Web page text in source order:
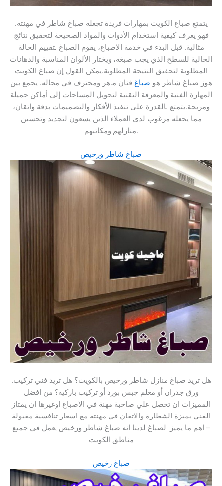
يتمتع صباغ الكويت بمهارات فريدة تجعله صباغ شاطر في مهنته.
فهو يعرف كيفية استخدام الأدوات والمواد الصحيحة لتحقيق نتائج
مثالية. قبل البدء في خدمة الاصباغ، يقوم الصباغ بتقييم الحالة
الحالية للسطح الذي يجب صبغه، ويختار الألوان المناسبة والدهانات
المطلوبة لتحقيق النتيجة المطلوبة.يمكن القول إن صباغ الكويت
هوز صباغ شاطر هو صباغ فنان ماهر ومحترف في مجاله. يجمع بين
المهارة الفنية والمعرفة التقنية لتحويل المساحات إلى أماكن جميلة
ومريحة.يتمتع بالقدرة على تنفيذ الأفكار والتصميمات بدقة واتقان،
مما يجعله مرغوب لدى العملاء الذين يسعون لتجديد وتحسين
منازلهم ومكاتبهم.
صباغ شاطر ورخيص
.هل تريد صباغ منازل شاطر ورخيص بالكويت؟ هل تريد فني تركيب
ورق جدران أو معلم جبس بورد أو تركيب باركيه؟ من افضل
المميزات ان تحصل علي صاحبة مهنة في الاصباغ اوغيرها ان يمتاز
الفني بميزة الشطارة والاتقان في مهنته مع اسعار تنافسية مقبولة
– اهم ما يميز الصباغ لدينا انه صباغ شاطر ورخيص يعمل في جميع
مناطق الكويت
صباغ رخيص